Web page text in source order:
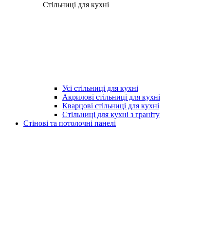
Стільниці для кухні
Усі стільниці для кухні
Акрилові стільниці для кухні
Кварцові стільниці для кухні
Стільниці для кухні з граніту
Стінові та потолочні панелі